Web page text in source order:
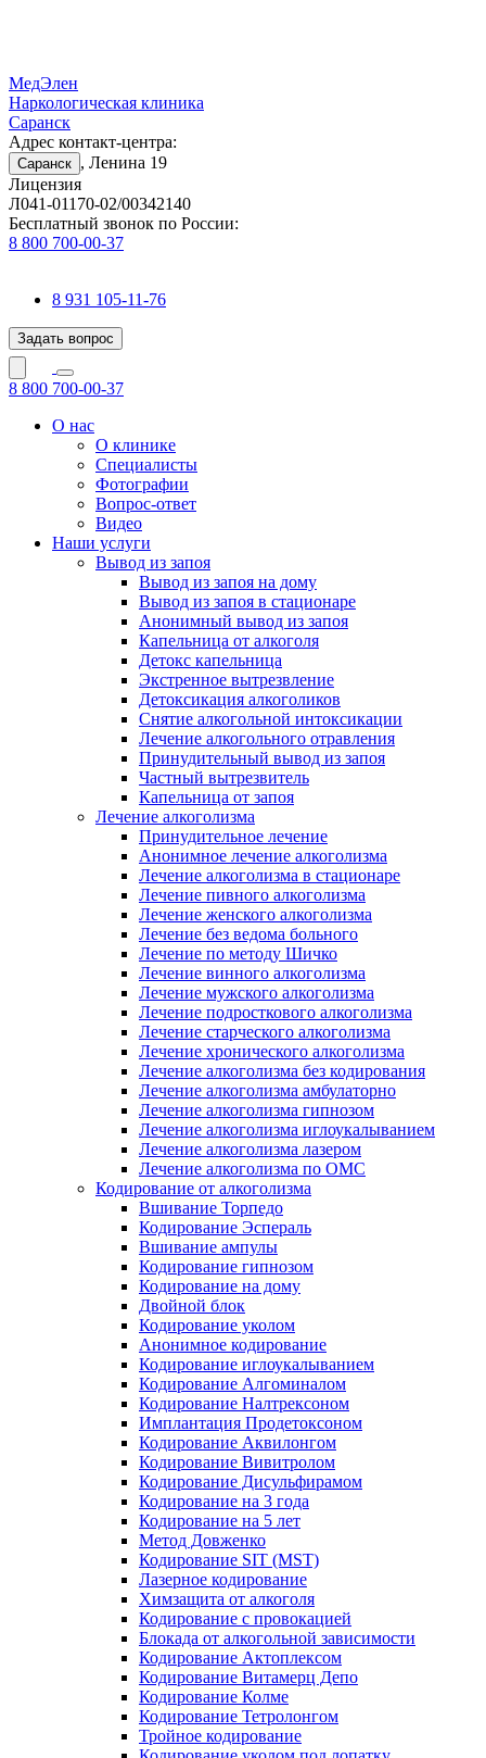
МедЭлен
Наркологическая клиника
Саранск
Адрес контакт-центра:
Саранск , Ленина 19
Лицензия
Л041-01170-02/00342140
Бесплатный звонок по России:
8 800 700-00-37
8 931 105-11-76
Задать вопрос
8 800 700-00-37
О нас
О клинике
Специалисты
Фотографии
Вопрос-ответ
Видео
Наши услуги
Вывод из запоя
Вывод из запоя на дому
Вывод из запоя в стационаре
Анонимный вывод из запоя
Капельница от алкоголя
Детокс капельница
Экстренное вытрезвление
Детоксикация алкоголиков
Снятие алкогольной интоксикации
Лечение алкогольного отравления
Принудительный вывод из запоя
Частный вытрезвитель
Капельница от запоя
Лечение алкоголизма
Принудительное лечение
Анонимное лечение алкоголизма
Лечение алкоголизма в стационаре
Лечение пивного алкоголизма
Лечение женского алкоголизма
Лечение без ведома больного
Лечение по методу Шичко
Лечение винного алкоголизма
Лечение мужского алкоголизма
Лечение подросткового алкоголизма
Лечение старческого алкоголизма
Лечение хронического алкоголизма
Лечение алкоголизма без кодирования
Лечение алкоголизма амбулаторно
Лечение алкоголизма гипнозом
Лечение алкоголизма иглоукалыванием
Лечение алкоголизма лазером
Лечение алкоголизма по ОМС
Кодирование от алкоголизма
Вшивание Торпедо
Кодирование Эспераль
Вшивание ампулы
Кодирование гипнозом
Кодирование на дому
Двойной блок
Кодирование уколом
Анонимное кодирование
Кодирование иглоукалыванием
Кодирование Алгоминалом
Кодирование Налтрексоном
Имплантация Продетоксоном
Кодирование Аквилонгом
Кодирование Вивитролом
Кодирование Дисульфирамом
Кодирование на 3 года
Кодирование на 5 лет
Метод Довженко
Кодирование SIT (MST)
Лазерное кодирование
Химзащита от алкоголя
Кодирование с провокацией
Блокада от алкогольной зависимости
Кодирование Актоплексом
Кодирование Витамерц Депо
Кодирование Колме
Кодирование Тетролонгом
Тройное кодирование